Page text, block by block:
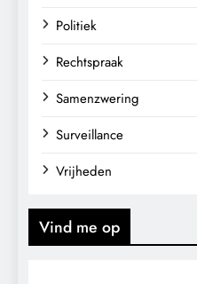
Politiek
Rechtspraak
Samenzwering
Surveillance
Vrijheden
Vind me op